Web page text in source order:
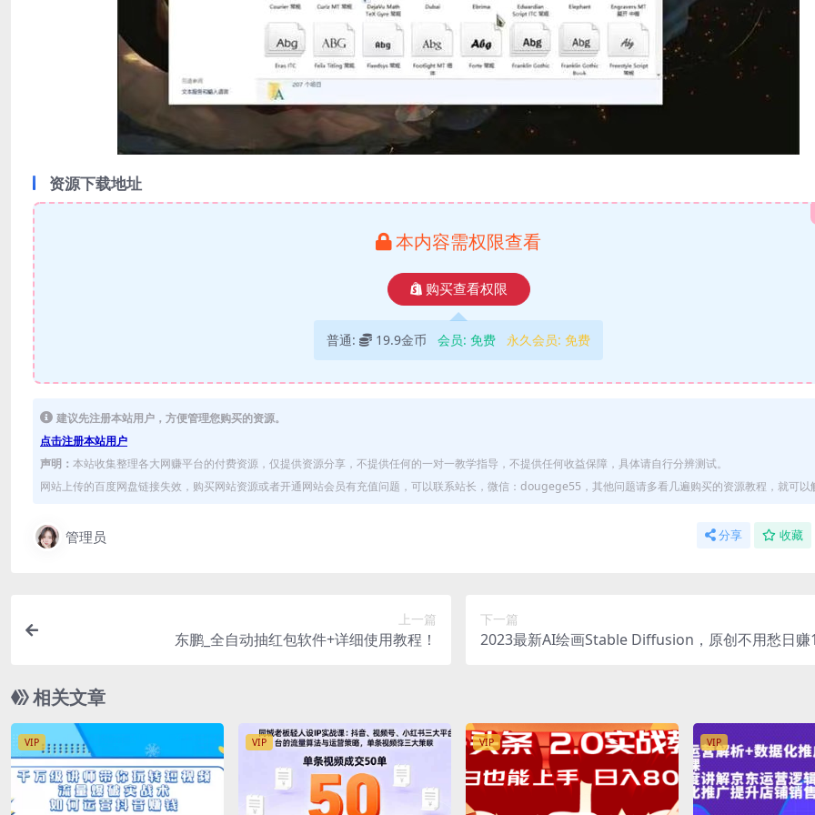
资源下载地址
本内容需权限查看
购买查看权限
普通: 19.9金币 会员: 免费 永久会员: 免费
建议先注册本站用户，方便管理您购买的资源。
点击注册本站用户
声明： 本站收集整理各大网赚平台的付费资源，仅提供资源分享，不提供任何的一对一教学指导，不提供任何收益保障，具体请自行分辨测试。
网站上传的百度网盘链接失效，购买网站资源或者开通网站会员有充值问题，可以联系站长，微信：dougege55，其他问题请多看几遍购买的资源教程，就可以
管理员 分享 收藏
上一篇
东鹏_全自动抽红包软件+详细使用教程！
下一篇
2023最新AI绘画Stable Diffusion，原创不用愁日赚
相关文章
VIP VIP VIP VIP